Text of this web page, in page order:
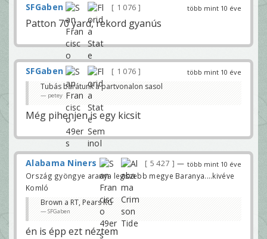
több mint 10 éve
SFGaben 1 076
Patton 70 yard, rekord gyanús
több mint 10 éve
SFGaben
1 076
Tubás barátunk a partvonalon sasol
petey
Még pihenjen is egy kicsit
több mint 10 éve
Alabama Niners 5 427
—
Ország gyöngye aranya legszebb megye Baranya....kivéve
Komló
Brown a RT, Pears RG
SFGaben
én is épp ezt néztem